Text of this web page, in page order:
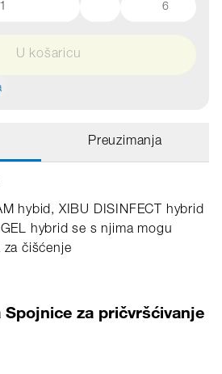
6
U košaricu
Preuzimanja
hybid, XIBU DISINFECT hybrid
hybrid se s njima mogu
čišćenje
za pričvršćivanje